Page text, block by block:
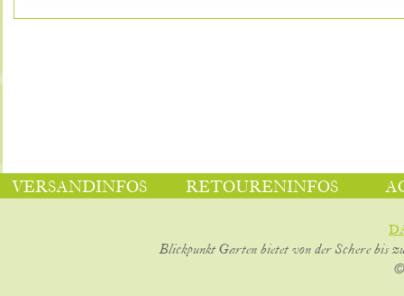
VERSANDINFOS RETOURENINFOS
Blickpunkt Garten bietet von der Schere bis